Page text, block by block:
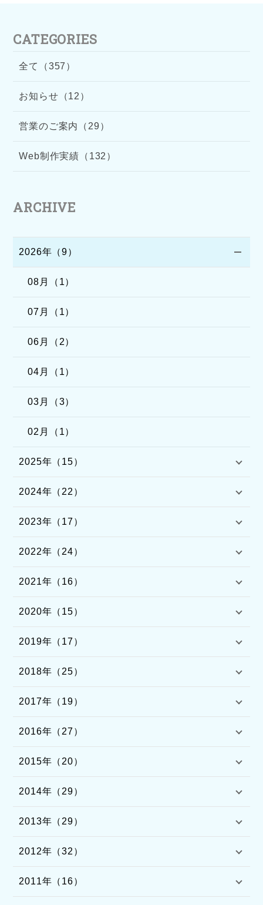
CATEGORIES
全て（357）
お知らせ（12）
営業のご案内（29）
Web制作実績（132）
ARCHIVE
2026年（9）
08月（1）
07月（1）
06月（2）
04月（1）
03月（3）
02月（1）
2025年（15）
2024年（22）
2023年（17）
2022年（24）
2021年（16）
2020年（15）
2019年（17）
2018年（25）
2017年（19）
2016年（27）
2015年（20）
2014年（29）
2013年（29）
2012年（32）
2011年（16）